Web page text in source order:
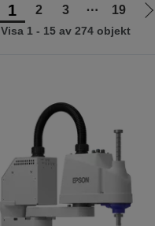
1 2 3 ⋯ 19
Gå
Visa 1 - 15 av 274 objekt